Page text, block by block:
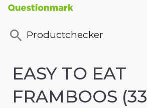
Productchecker
EASY TO EAT
FRAMBOOS